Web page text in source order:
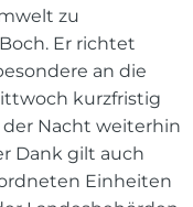
zu
Er richtet
an die
kurzfristig
Nacht weiterhin
Dank gilt auch
Einheiten